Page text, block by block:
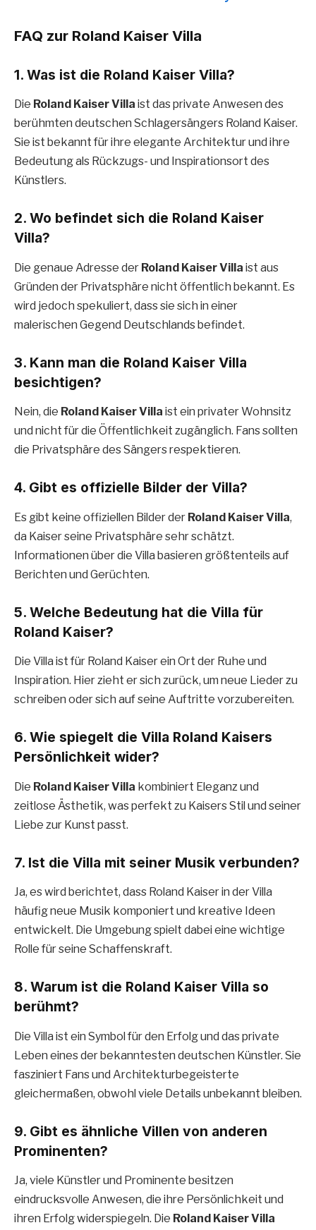
FAQ zur Roland Kaiser Villa
1. Was ist die Roland Kaiser Villa?
Die Roland Kaiser Villa ist das private Anwesen des
berühmten deutschen Schlagersängers Roland Kaiser.
Sie ist bekannt für ihre elegante Architektur und ihre
Bedeutung als Rückzugs- und Inspirationsort des
Künstlers.
2. Wo befindet sich die Roland Kaiser
Villa?
Die genaue Adresse der Roland Kaiser Villa ist aus
Gründen der Privatsphäre nicht öffentlich bekannt. Es
wird jedoch spekuliert, dass sie sich in einer
malerischen Gegend Deutschlands befindet.
3. Kann man die Roland Kaiser Villa
besichtigen?
Nein, die Roland Kaiser Villa ist ein privater Wohnsitz
und nicht für die Öffentlichkeit zugänglich. Fans sollten
die Privatsphäre des Sängers respektieren.
4. Gibt es offizielle Bilder der Villa?
Es gibt keine offiziellen Bilder der Roland Kaiser Villa,
da Kaiser seine Privatsphäre sehr schätzt.
Informationen über die Villa basieren größtenteils auf
Berichten und Gerüchten.
5. Welche Bedeutung hat die Villa für
Roland Kaiser?
Die Villa ist für Roland Kaiser ein Ort der Ruhe und
Inspiration. Hier zieht er sich zurück, um neue Lieder zu
schreiben oder sich auf seine Auftritte vorzubereiten.
6. Wie spiegelt die Villa Roland Kaisers
Persönlichkeit wider?
Die Roland Kaiser Villa kombiniert Eleganz und
zeitlose Ästhetik, was perfekt zu Kaisers Stil und seiner
Liebe zur Kunst passt.
7. Ist die Villa mit seiner Musik verbunden?
Ja, es wird berichtet, dass Roland Kaiser in der Villa
häufig neue Musik komponiert und kreative Ideen
entwickelt. Die Umgebung spielt dabei eine wichtige
Rolle für seine Schaffenskraft.
8. Warum ist die Roland Kaiser Villa so
berühmt?
Die Villa ist ein Symbol für den Erfolg und das private
Leben eines der bekanntesten deutschen Künstler. Sie
fasziniert Fans und Architekturbegeisterte
gleichermaßen, obwohl viele Details unbekannt bleiben.
9. Gibt es ähnliche Villen von anderen
Prominenten?
Ja, viele Künstler und Prominente besitzen
eindrucksvolle Anwesen, die ihre Persönlichkeit und
ihren Erfolg widerspiegeln. Die Roland Kaiser Villa